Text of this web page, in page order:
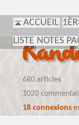
ACCUEIL
LISTE NOTES
680 articles
1020
18 connexions